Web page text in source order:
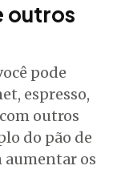
outros
pode
espresso,
outros
do pão de
aumentar os